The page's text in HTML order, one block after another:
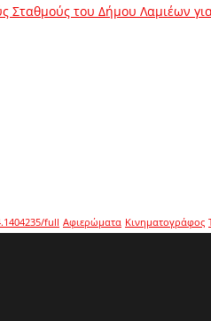
του Δήμου Λαμιέων
full Αφιερώματα Κινηματογράφος